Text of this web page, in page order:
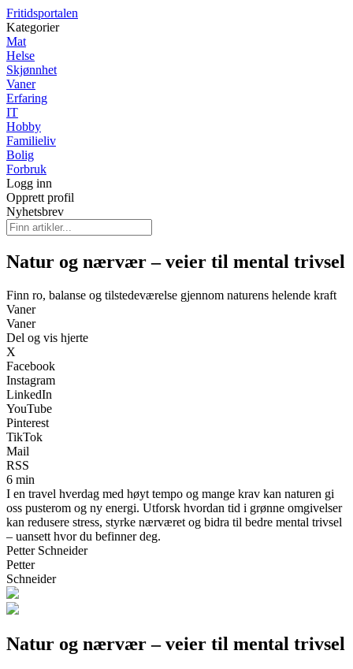
Fritidsportalen
Kategorier
Mat
Helse
Skjønnhet
Vaner
Erfaring
IT
Hobby
Familieliv
Bolig
Forbruk
Logg inn
Opprett profil
Nyhetsbrev
Natur og nærvær – veier til mental trivsel
Finn ro, balanse og tilstedeværelse gjennom naturens helende kraft
Vaner
Vaner
Del og vis hjerte
X
Facebook
Instagram
LinkedIn
YouTube
Pinterest
TikTok
Mail
RSS
6 min
I en travel hverdag med høyt tempo og mange krav kan naturen gi
oss pusterom og ny energi. Utforsk hvordan tid i grønne omgivelser
kan redusere stress, styrke nærværet og bidra til bedre mental trivsel
– uansett hvor du befinner deg.
Petter Schneider
Petter
Schneider
Natur og nærvær – veier til mental trivsel